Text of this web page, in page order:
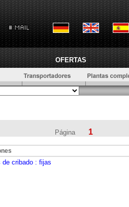
OFERTAS
Página 1
de cribado : fijas